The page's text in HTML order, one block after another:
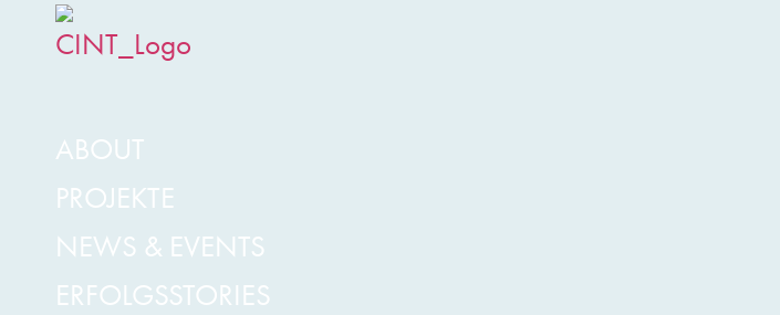
ABOUT
PROJEKTE
NEWS & EVENTS
ERFOLGSSTORIES